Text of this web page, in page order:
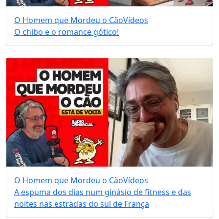
O Homem que Mordeu o CãoVídeos
O chibo e o romance gótico!
O Homem que Mordeu o CãoVídeos
A espuma dos dias num ginásio de fitness e das
noites nas estradas do sul de França